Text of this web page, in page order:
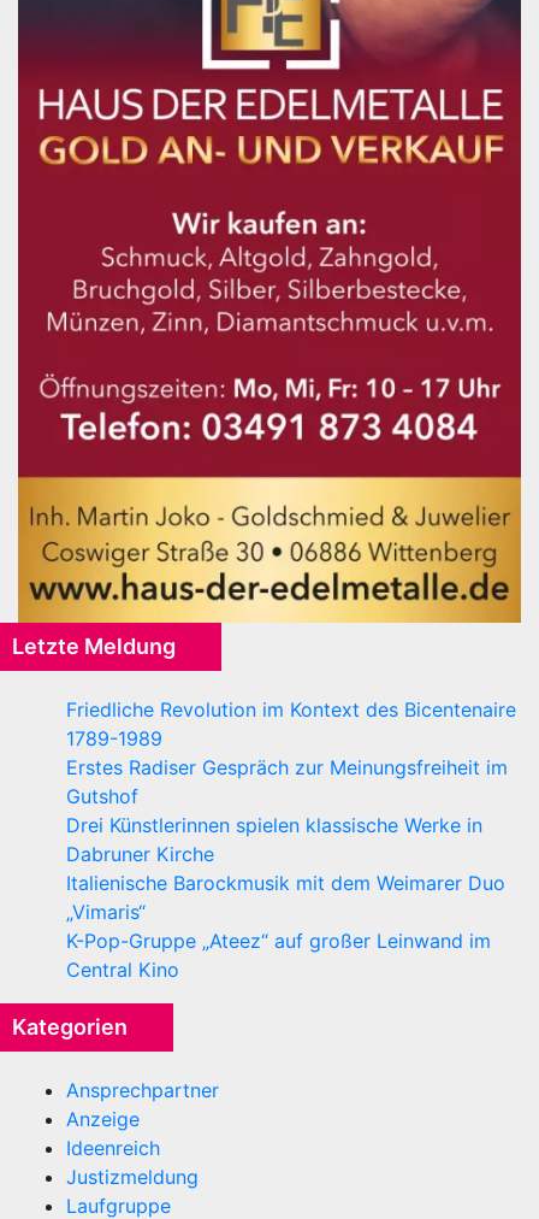
Letzte Meldung
Friedliche Revolution im Kontext des Bicentenaire
1789-1989
Erstes Radiser Gespräch zur Meinungsfreiheit im
Gutshof
Drei Künstlerinnen spielen klassische Werke in
Dabruner Kirche
Italienische Barockmusik mit dem Weimarer Duo
„Vimaris“
K-Pop-Gruppe „Ateez“ auf großer Leinwand im
Central Kino
Kategorien
Ansprechpartner
Anzeige
Ideenreich
Justizmeldung
Laufgruppe